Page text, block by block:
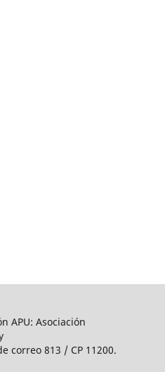
APU: Asociación
correo 813 / CP 11200.